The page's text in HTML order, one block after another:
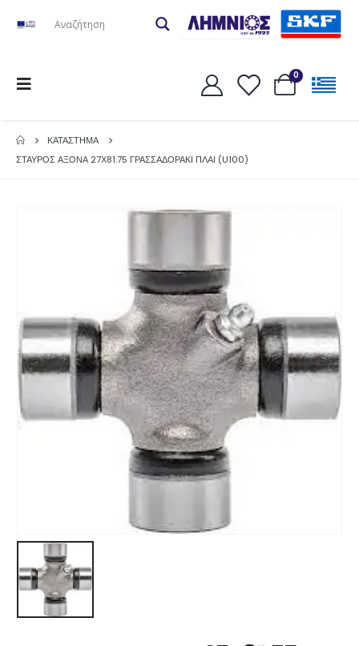
0
ΚΑΤΆΣΤΗΜΑ
ΣΤΑΥΡΟΣ ΑΞΟΝΑ 27Χ81.75 ΓΡΑΣΣΑΔΟΡΑΚΙ ΠΛΑΙ (U100)